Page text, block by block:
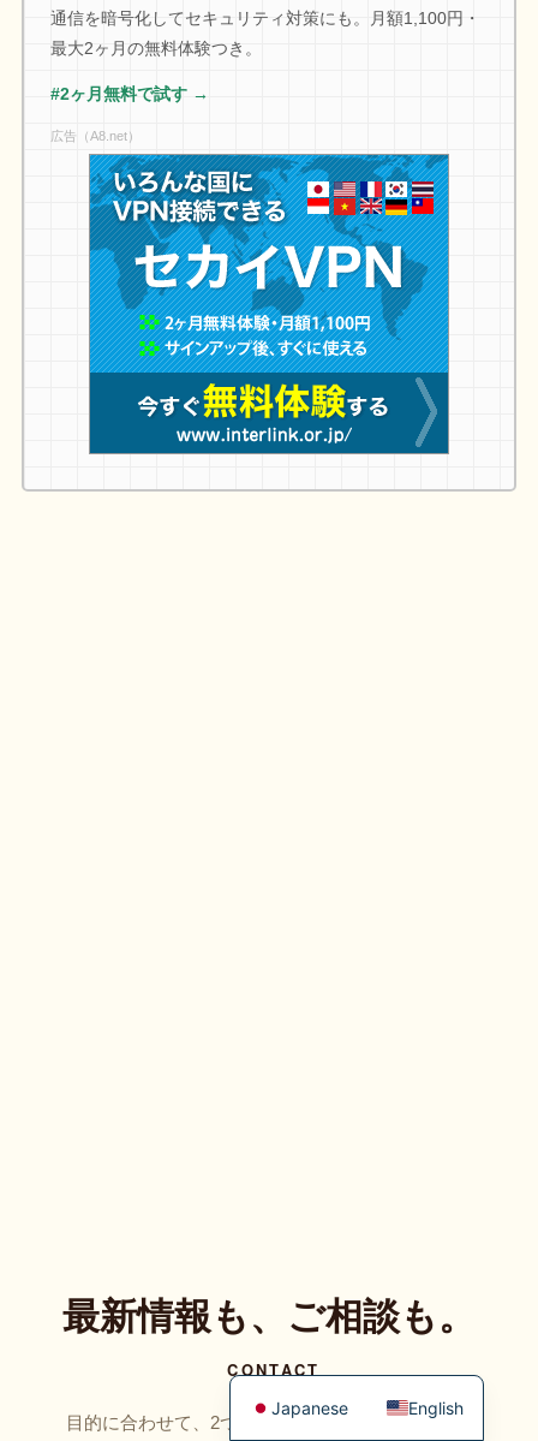
通信を暗号化してセキュリティ対策にも。月額1,100円・
最大2ヶ月の無料体験つき。
#2ヶ月無料で試す →
広告（A8.net）
最新情報も、ご相談も。
CONTACT
目的に合わせて、2つの窓口をご用意しています。
Japanese English